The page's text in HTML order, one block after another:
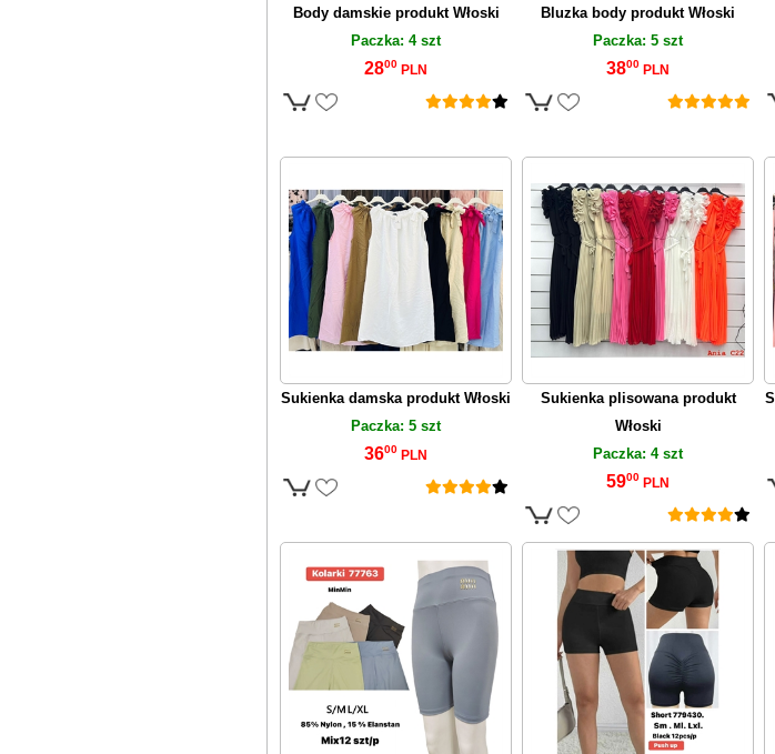
Body damskie produkt Włoski
Paczka: 4 szt
2800 PLN
Bluzka body produkt Włoski
Paczka: 5 szt
3800 PLN
Sukienka damska produkt Włoski
Paczka: 5 szt
3600 PLN
Sukienka plisowana produkt
Włoski
Paczka: 4 szt
5900 PLN